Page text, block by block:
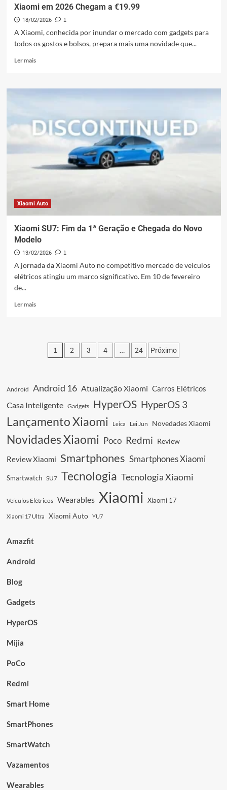
Som
Premium
Acessível
Chega
Global
Xiaomi em 2026 Chegam a €19.99
18/02/2026 1
A Xiaomi, conhecida por inundar o mercado com gadgets para
todos os gostos e bolsos, prepara mais uma novidade que...
Ler maisLeia
Redmi
Os
Fones
Mais
da
Chegam
€19.99
Xiaomi Auto
Xiaomi SU7: Fim da 1ª Geração e Chegada do Novo
Modelo
13/02/2026 1
A jornada da Xiaomi Auto no competitivo mercado de veículos
elétricos atingiu um marco significativo. Em 10 de fevereiro
de...
Ler maisLeia
SU7:
e
do
Novo
Modelo
Paginação
conteúdos
1 2 3 4 … 24 Próximo
Android Android 16 Atualização Xiaomi Carros Elétricos
Casa Inteligente Gadgets HyperOS HyperOS 3
Lançamento Xiaomi Leica Lei Jun Novedades Xiaomi
Novidades Xiaomi Poco Redmi Review
Review Xiaomi Smartphones Smartphones Xiaomi
Smartwatch SU7 Tecnologia Tecnologia Xiaomi
Veículos Elétricos Wearables Xiaomi Xiaomi 17
Xiaomi 17 Ultra Xiaomi Auto YU7
Amazfit
Android
Blog
Gadgets
HyperOS
Mijia
PoCo
Redmi
Smart Home
SmartPhones
SmartWatch
Vazamentos
Wearables